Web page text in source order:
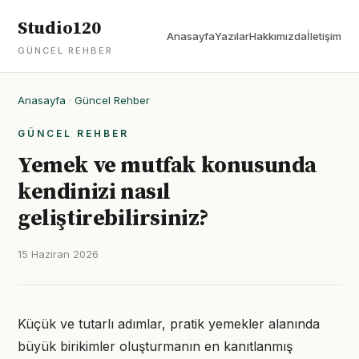
Studio120
GÜNCEL REHBER
AnasayfaYazılarHakkımızdaİletişim
Anasayfa · Güncel Rehber
GÜNCEL REHBER
Yemek ve mutfak konusunda
kendinizi nasıl
geliştirebilirsiniz?
15 Haziran 2026
Küçük ve tutarlı adımlar, pratik yemekler alanında
büyük birikimler oluşturmanın en kanıtlanmış